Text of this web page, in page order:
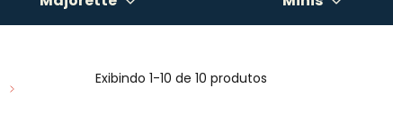
Exibindo 1-10 de 10 produtos